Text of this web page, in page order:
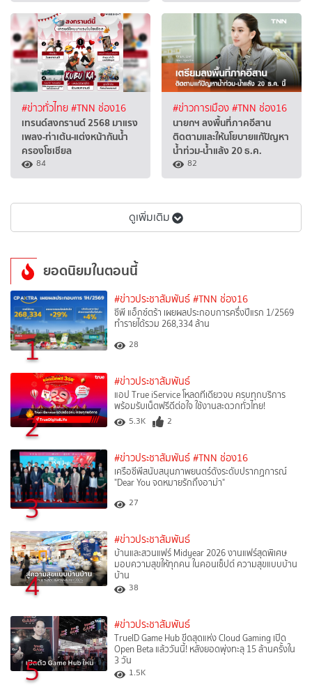
#ข่าวทั่วไทย#TNN ช่อง16
เทรนด์สงกรานต์ 2568 มาแรง
เพลง-ท่าเต้น-แต่งหน้ากันน้ำ
ครองโซเชียล
84
#ข่าวการเมือง#TNN ช่อง16
นายกฯ ลงพื้นที่ภาคอีสาน
ติดตามและให้นโยบายแก้ปัญหา
น้ำท่วม-น้ำแล้ง 20 ธ.ค.
82
ดูเพิ่มเติม
ยอดนิยมในตอนนี้
1
#ข่าวประชาสัมพันธ์ #TNN ช่อง16
ซีพี แอ็กซ์ตร้า เผยผลประกอบการครึ่งปีแรก 1/2569
ทำรายได้รวม 268,334 ล้าน
28
2
#ข่าวประชาสัมพันธ์
แอป True iService โหลดทีเดียวจบ ครบทุกบริการ
พร้อมรับเน็ตฟรีดีต่อใจ ใช้งานสะดวกทั่วไทย!
5.3K 2
3
#ข่าวประชาสัมพันธ์ #TNN ช่อง16
เครือซีพีสนับสนุนภาพยนตร์ดังระดับปรากฏการณ์
"Dear You จดหมายรักถึงอาม่า"
27
4
#ข่าวประชาสัมพันธ์
บ้านและสวนแฟร์ Midyear 2026 งานแฟร์สุดพิเศษ
มอบความสุขให้ทุกคน ในคอนเซ็ปต์ ความสุขแบบบ้าน
บ้าน
38
5
#ข่าวประชาสัมพันธ์
TrueID Game Hub ขีดสุดแห่ง Cloud Gaming เปิด
Open Beta แล้ววันนี้! หลังยอดพุ่งทะลุ 15 ล้านครั้งใน
3 วัน
1.5K